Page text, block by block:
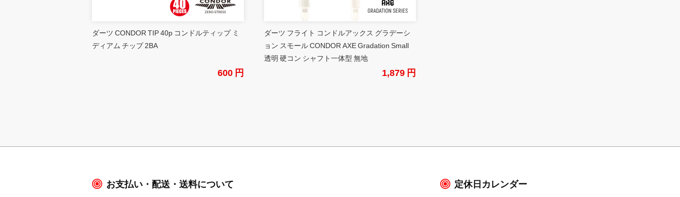
ダーツ CONDOR TIP 40p コンドルティップ ミ
ディアム チップ 2BA
600 円
ダーツ フライト コンドルアックス グラデーシ
ョン スモール CONDOR AXE Gradation Small
透明 硬コン シャフト一体型 無地
1,879 円
お支払い・配送・送料について
定休日カレンダー